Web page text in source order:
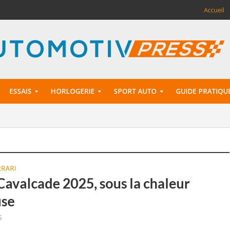
Accueil
ESSAIS HORLOGERIE SPORT AUTO GUIDE
2025, sous la chaleur